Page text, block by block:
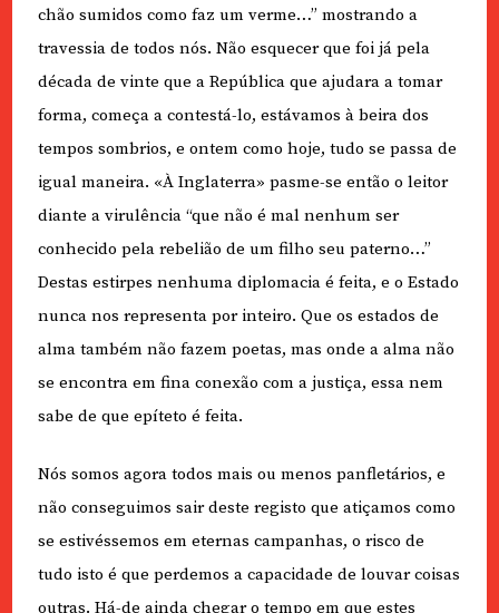
chão sumidos como faz um verme…” mostrando a
travessia de todos nós. Não esquecer que foi já pela
década de vinte que a República que ajudara a tomar
forma, começa a contestá-lo, estávamos à beira dos
tempos sombrios, e ontem como hoje, tudo se passa de
igual maneira. «À Inglaterra» pasme-se então o leitor
diante a virulência “que não é mal nenhum ser
conhecido pela rebelião de um filho seu paterno…”
Destas estirpes nenhuma diplomacia é feita, e o Estado
nunca nos representa por inteiro. Que os estados de
alma também não fazem poetas, mas onde a alma não
se encontra em fina conexão com a justiça, essa nem
sabe de que epíteto é feita.
Nós somos agora todos mais ou menos panfletários, e
não conseguimos sair deste registo que atiçamos como
se estivéssemos em eternas campanhas, o risco de
tudo isto é que perdemos a capacidade de louvar coisas
outras. Há-de ainda chegar o tempo em que estes